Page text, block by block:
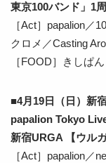
東京100バンド」1
［Act］papalion／
クロメ／Casting
［FOOD］きしぱん
■4月19日（日）新
papalion Tokyo
新宿URGA 【ウル
［Act］papalion／